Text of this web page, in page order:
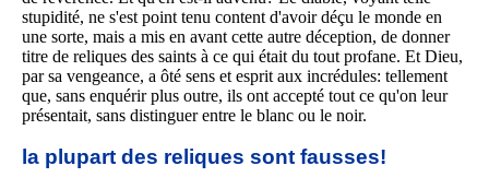
stupidité, ne s'est point tenu content d'avoir déçu le monde en
une sorte, mais a mis en avant cette autre déception, de donner
titre de reliques des saints à ce qui était du tout profane. Et Dieu,
par sa vengeance, a ôté sens et esprit aux incrédules: tellement
que, sans enquérir plus outre, ils ont accepté tout ce qu'on leur
présentait, sans distinguer entre le blanc ou le noir.
la plupart des reliques sont fausses!